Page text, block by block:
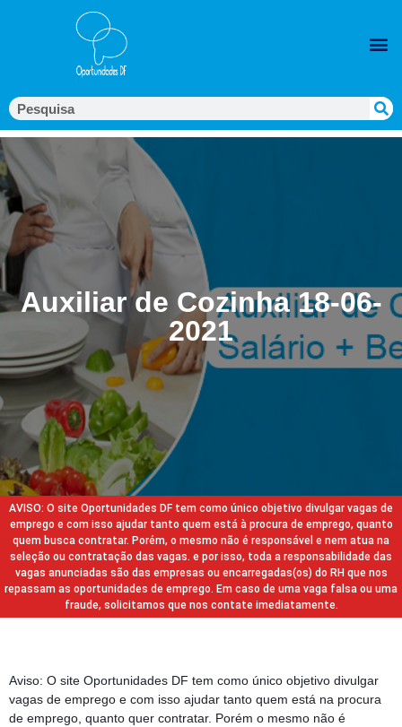
Auxiliar de Cozinha 18-06-
2021
AVISO: O site Oportunidades DF tem como único objetivo divulgar vagas de
emprego e com isso ajudar tanto quem está à procura de emprego, quanto
quem busca contratar. Porém, o mesmo não é responsável e nem atua na
seleção ou contratação das vagas. e por isso, toda a responsabilidade das
vagas anunciadas são das empresas ou encarregadas(os) do RH que nos
repassam as oportunidades de emprego. Em caso de uma vaga falsa ou uma
fraude, solicitamos que nos contate imediatamente.
Aviso: O site Oportunidades DF tem como único objetivo divulgar
vagas de emprego e com isso ajudar tanto quem está na procura
de emprego, quanto quer contratar. Porém o mesmo não é